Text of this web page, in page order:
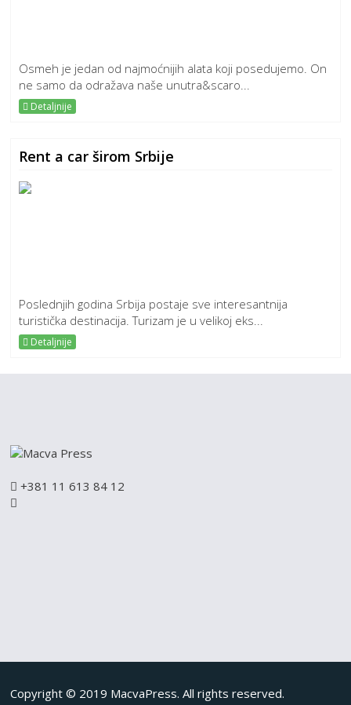
Osmeh je jedan od najmoćnijih alata koji posedujemo. On
ne samo da odražava naše unutra&scaro...
Detaljnije
Rent a car širom Srbije
Poslednjih godina Srbija postaje sve interesantnija
turistička destinacija. Turizam je u velikoj eks...
Detaljnije
+381 11 613 84 12
Copyright © 2019 MacvaPress. All rights reserved.